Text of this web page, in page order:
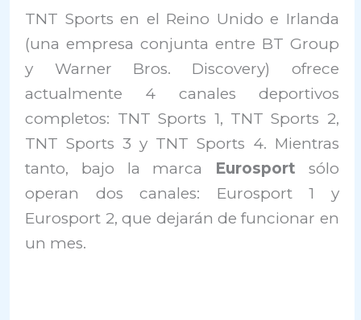
TNT Sports en el Reino Unido e Irlanda
(una empresa conjunta entre BT Group
y Warner Bros. Discovery) ofrece
actualmente 4 canales deportivos
completos: TNT Sports 1, TNT Sports 2,
TNT Sports 3 y TNT Sports 4. Mientras
tanto, bajo la marca Eurosport sólo
operan dos canales: Eurosport 1 y
Eurosport 2, que dejarán de funcionar en
un mes.